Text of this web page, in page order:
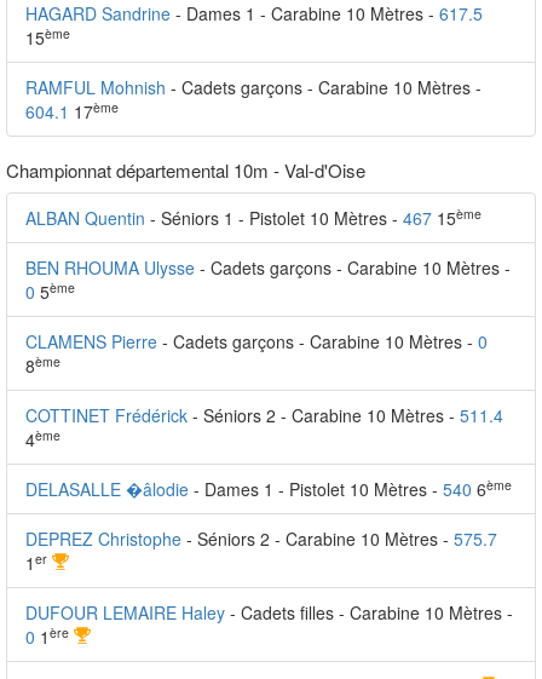
HAGARD Sandrine - Dames 1 - Carabine 10 Mètres - 617.5
15ème
RAMFUL Mohnish - Cadets garçons - Carabine 10 Mètres -
604.1 17ème
Championnat départemental 10m - Val-d'Oise
ALBAN Quentin - Séniors 1 - Pistolet 10 Mètres - 467 15ème
BEN RHOUMA Ulysse - Cadets garçons - Carabine 10 Mètres -
0 5ème
CLAMENS Pierre - Cadets garçons - Carabine 10 Mètres - 0
8ème
COTTINET Frédérick - Séniors 2 - Carabine 10 Mètres - 511.4
4ème
DELASALLE �âlodie - Dames 1 - Pistolet 10 Mètres - 540 6ème
DEPREZ Christophe - Séniors 2 - Carabine 10 Mètres - 575.7
1 er
DUFOUR LEMAIRE Haley - Cadets filles - Carabine 10 Mètres -
0 1 ère